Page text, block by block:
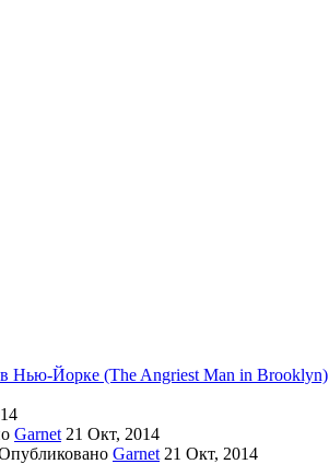
Нью-Йорке (The Angriest Man in Brooklyn)
Garnet 21 Окт, 2014
Garnet 21 Окт, 2014